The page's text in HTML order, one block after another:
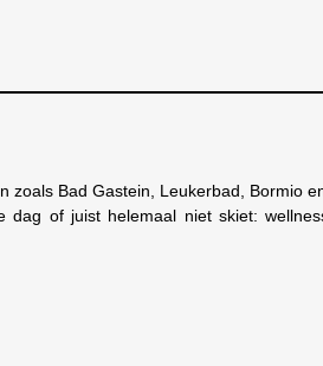
Bad Gastein, Leukerbad, Bormio
of juist helemaal niet skiet: